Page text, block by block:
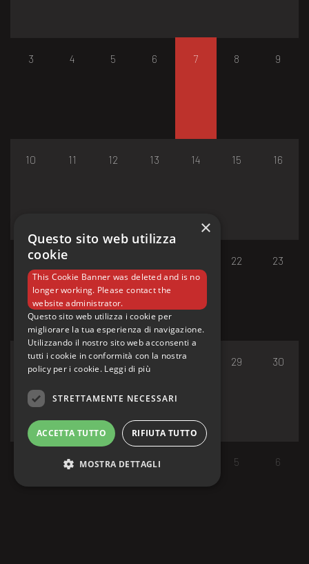
3 4 5 6 7 8 9
10 11 12 13 14 15 16
17 18 22 23
24 25 26 27 29 30
1 2 3 5 6
×
Questo sito web utilizza
cookie
This Cookie Banner was deleted and is no
longer working. Please contact the
website administrator.
Questo sito web utilizza i cookie per
migliorare la tua esperienza di navigazione.
Utilizzando il nostro sito web acconsenti a
tutti i cookie in conformità con la nostra
policy per i cookie. Leggi di più
STRETTAMENTE NECESSARI
ACCETTA TUTTO RIFIUTA TUTTO
MOSTRA DETTAGLI